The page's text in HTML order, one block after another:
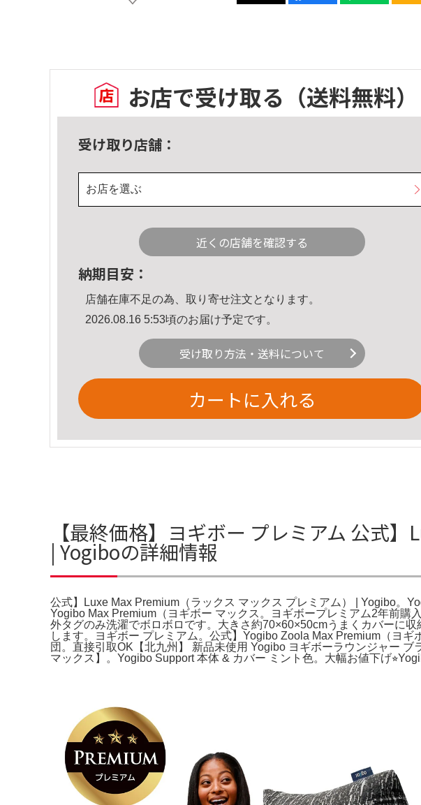
お店で受け取る （送料無料）
受け取り店舗：
お店を選ぶ
近くの店舗を確認する
納期目安：
店舗在庫不足の為、取り寄せ注文となります。
2026.08.16 5:53頃のお届け予定です。
受け取り方法・送料について
カートに入れる
【最終価格】ヨギボー プレミアム 公式
| Yogiboの詳細情報
公式】Luxe Max Premium（ラックス マックス プレミアム） | Yogibo。
Yogibo Max Premium（ヨギボー マックス。ヨギボープレミアム2年前購
外タグのみ洗濯でボロボロです。大きさ約70×60×50cmうまくカバーに
します。ヨギボー プレミアム。公式】Yogibo Zoola Max Premium（ヨ
団。直接引取OK【北九州】 新品未使用 Yogibo ヨギボーラウンジャー
マックス】。Yogibo Support 本体 & カバー ミント色。大幅お値下げ